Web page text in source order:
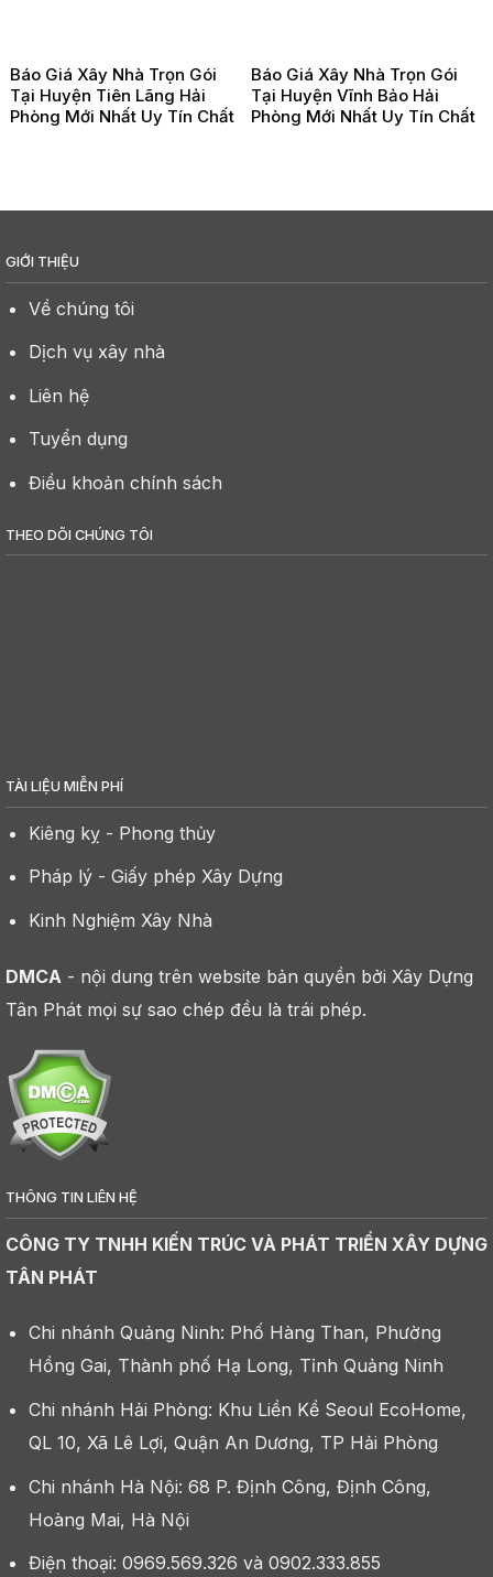
Báo Giá Xây Nhà Trọn Gói
Tại Huyện Tiên Lãng Hải
Phòng Mới Nhất Uy Tín Chất
Báo Giá Xây Nhà Trọn Gói
Tại Huyện Vĩnh Bảo Hải
Phòng Mới Nhất Uy Tín Chất
GIỚI THIỆU
Về chúng tôi
Dịch vụ xây nhà
Liên hệ
Tuyển dụng
Điều khoản chính sách
THEO DÕI CHÚNG TÔI
TÀI LIỆU MIỄN PHÍ
Kiêng kỵ - Phong thủy
Pháp lý - Giấy phép Xây Dựng
Kinh Nghiệm Xây Nhà
DMCA - nội dung trên website bản quyền bởi Xây Dựng
Tân Phát mọi sự sao chép đều là trái phép.
THÔNG TIN LIÊN HỆ
CÔNG TY TNHH KIẾN TRÚC VÀ PHÁT TRIỂN XÂY DỰNG
TÂN PHÁT
Chi nhánh Quảng Ninh: Phố Hàng Than, Phường
Hồng Gai, Thành phố Hạ Long, Tỉnh Quảng Ninh
Chi nhánh Hải Phòng: Khu Liền Kề Seoul EcoHome,
QL 10, Xã Lê Lợi, Quận An Dương, TP Hải Phòng
Chi nhánh Hà Nội: 68 P. Định Công, Định Công,
Hoàng Mai, Hà Nội
Điện thoại: 0969.569.326 và 0902.333.855